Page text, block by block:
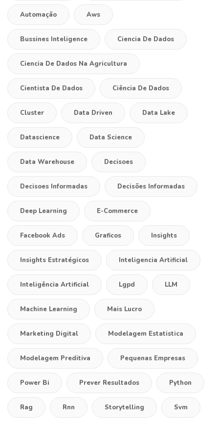
Automação Aws
Bussines Inteligence Ciencia De Dados
Ciencia De Dados Na Agricultura
Cientista De Dados Ciência De Dados
Cluster Data Driven Data Lake
Datascience Data Science
Data Warehouse Decisoes
Decisoes Informadas Decisões Informadas
Deep Learning E-Commerce
Facebook Ads Graficos Insights
Insights Estratégicos Inteligencia Artificial
Inteligência Artificial Lgpd LLM
Machine Learning Mais Lucro
Marketing Digital Modelagem Estatistica
Modelagem Preditiva Pequenas Empresas
Power Bi Prever Resultados Python
Rag Rnn Storytelling Svm